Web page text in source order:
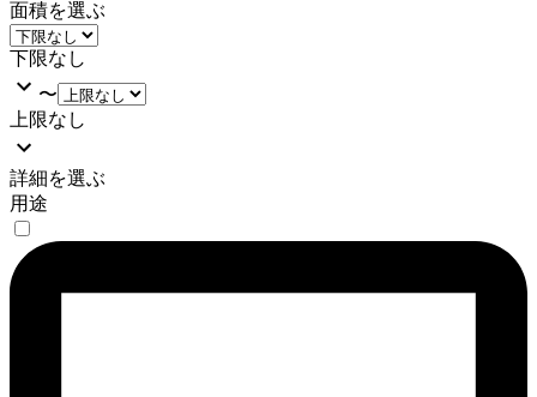
面積を選ぶ
下限なし
〜
上限なし
詳細を選ぶ
用途